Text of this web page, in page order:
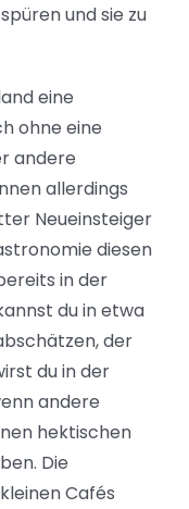
und sie zu
eine
ohne eine
andere
allerdings
Neueinsteiger
diesen
in der
du in etwa
der
du in der
andere
hektischen
Die
Cafés